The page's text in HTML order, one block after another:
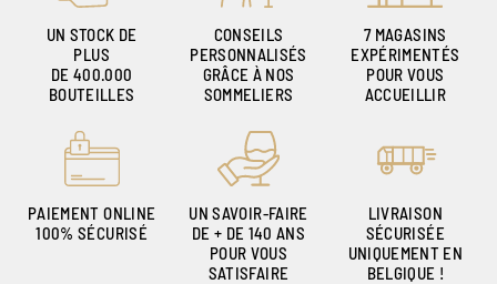
UN STOCK DE
PLUS
DE 400.000
BOUTEILLES
CONSEILS
PERSONNALISÉS
GRÂCE À NOS
SOMMELIERS
7 MAGASINS
EXPÉRIMENTÉS
POUR VOUS
ACCUEILLIR
PAIEMENT ONLINE
100% SÉCURISÉ
UN SAVOIR-FAIRE
DE + DE 140 ANS
POUR VOUS
SATISFAIRE
LIVRAISON
SÉCURISÉE
UNIQUEMENT EN
BELGIQUE !